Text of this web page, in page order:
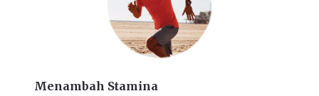
Menambah Stamina